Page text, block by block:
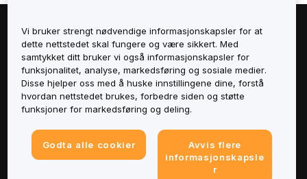
Om
Tjenester
Støtte
Produkter
Vi bruker strengt nødvendige informasjonskapsler for at
dette nettstedet skal fungere og være sikkert. Med
samtykket ditt bruker vi også informasjonskapsler for
funksjonalitet, analyse, markedsføring og sosiale medier.
Disse hjelper oss med å huske innstillingene dine, forstå
hvordan nettstedet brukes, forbedre siden og støtte
funksjoner for markedsføring og deling.
Godta alle cookier
Avvis flere
informasjonskapsle
r